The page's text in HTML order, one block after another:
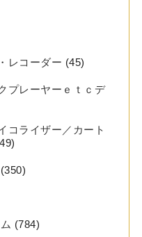
レコーダー (45)
プレーヤーｅｔｃデ
コライザー／カート
(350)
(784)